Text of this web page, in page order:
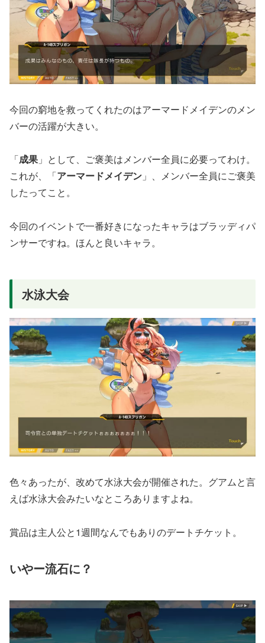
今回の窮地を救ってくれたのはアーマードメイデンのメン
バーの活躍が大きい。
「成果 」として、ご褒美はメンバー全員に必要ってわけ。
これが、「アーマードメイデン 」、メンバー全員にご褒美
したってこと。
今回のイベントで一番好きになったキャラはブラッディパ
ンサーですね。ほんと良いキャラ。
水泳大会
色々あったが、改めて水泳大会が開催された。グアムと言
えば水泳大会みたいなところありますよね。
賞品は主人公と1週間なんでもありのデートチケット。
いやー流石に？